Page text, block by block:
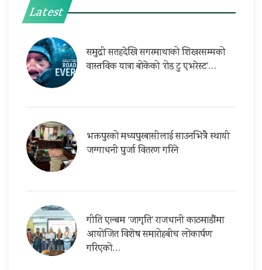
Latest
समुद्री सतहदेखि सगरमाथाको शिखरसम्मको
वास्तविक यात्रा बोकेको ‘रोड टु एभरेस्ट’…
भक्तपुरको मध्यपुरबासीलाई साउनभित्रै स्थायी
जग्गाधनी पुर्जा वितरण गरिने
गीति एल्बम ‘जागृति’ राजधानी काठमाडौंमा
आयोजित विशेष समारोहबीच लोकार्पण
गरिएको…